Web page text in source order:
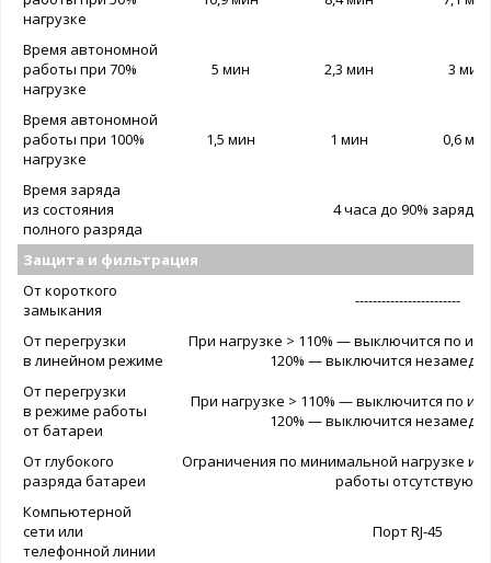
нагрузке
Время автономной
работы при 70%
нагрузке
5 мин 2,3 мин 3 мин
Время автономной
работы при 100%
нагрузке
1,5 мин 1 мин 0,6 мин
Время заряда
из состояния
полного разряда
4 часа до 90% заряда
Защита и фильтрация
От короткого
замыкания
------------------------
От перегрузки
в линейном режиме
При нагрузке > 110% — выключится по
120% — выключится
От перегрузки
в режиме работы
от батареи
При нагрузке > 110% — выключится по
120% — выключится
От глубокого
разряда батареи
Ограничения по минимальной нагрузке и
работы отсутствуют
Компьютерной
сети или
телефонной линии
Порт RJ-45